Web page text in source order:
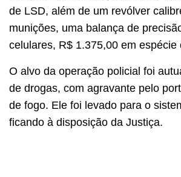
de LSD, além de um revólver
munições, uma balança de
celulares, R$ 1.375,00 em espécie
O alvo da operação policial foi
de drogas, com agravante pelo
de fogo. Ele foi levado para o
ficando à disposição da Justiça.